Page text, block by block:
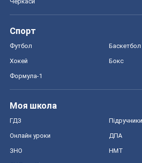
Спорт
Футбол Баскетбол
Хокей Бокс
Формула-1
Моя школа
ГДЗ Підручники
Онлайн уроки ДПА
ЗНО НМТ